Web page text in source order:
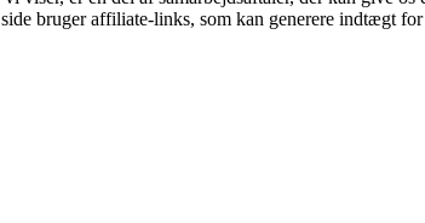
bruger affiliate-links, som kan generere indtægt